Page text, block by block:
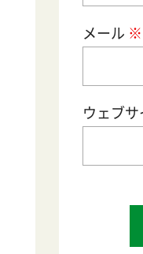
メール
サ